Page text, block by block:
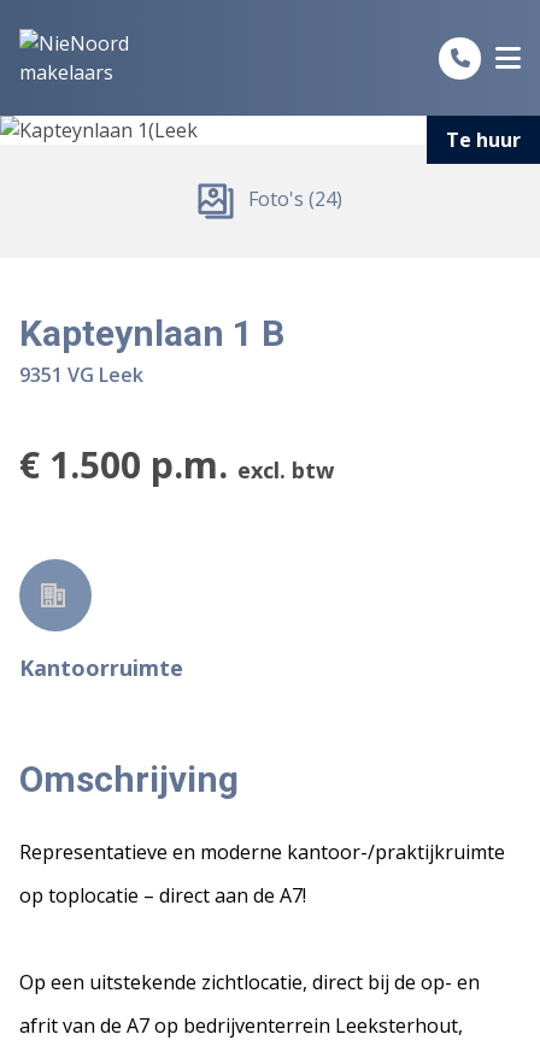
Te huur
Foto's (24)
Kapteynlaan 1 B
9351 VG Leek
€ 1.500 p.m. excl. btw
Kantoorruimte
Omschrijving
Representatieve en moderne kantoor-/praktijkruimte
op toplocatie – direct aan de A7!
Op een uitstekende zichtlocatie, direct bij de op- en
afrit van de A7 op bedrijventerrein Leeksterhout,